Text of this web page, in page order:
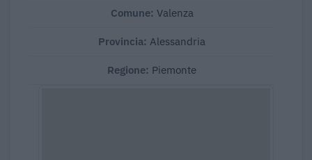
Comune: Valenza
Provincia: Alessandria
Regione: Piemonte